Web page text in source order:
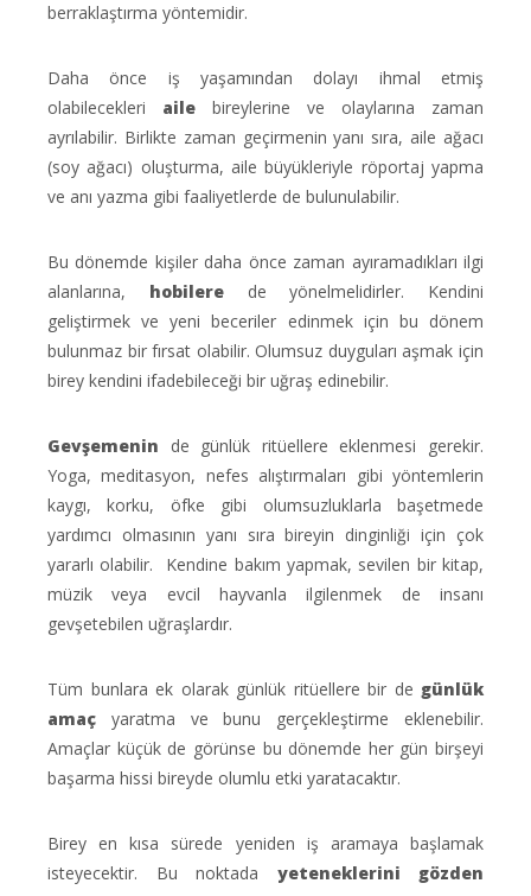
berraklaştırma yöntemidir.
Daha önce iş yaşamından dolayı ihmal etmiş
olabilecekleri aile bireylerine ve olaylarına zaman
ayrılabilir. Birlikte zaman geçirmenin yanı sıra, aile ağacı
(soy ağacı) oluşturma, aile büyükleriyle röportaj yapma
ve anı yazma gibi faaliyetlerde de bulunulabilir.
Bu dönemde kişiler daha önce zaman ayıramadıkları ilgi
alanlarına, hobilerede yönelmelidirler. Kendini
geliştirmek ve yeni beceriler edinmek için bu dönem
bulunmaz bir fırsat olabilir. Olumsuz duyguları aşmak için
birey kendini ifadebileceği bir uğraş edinebilir.
Gevşemenin de günlük ritüellere eklenmesi gerekir.
Yoga, meditasyon, nefes alıştırmaları gibi yöntemlerin
kaygı, korku, öfke gibi olumsuzluklarla başetmede
yardımcı olmasının yanı sıra bireyin dinginliği için çok
yararlı olabilir. Kendine bakım yapmak, sevilen bir kitap,
müzik veya evcil hayvanla ilgilenmek de insanı
gevşetebilen uğraşlardır.
Tüm bunlara ek olarak günlük ritüellere bir de günlük
amaç yaratma ve bunu gerçekleştirme eklenebilir.
Amaçlar küçük de görünse bu dönemde her gün birşeyi
başarma hissi bireyde olumlu etki yaratacaktır.
Birey en kısa sürede yeniden iş aramaya başlamak
isteyecektir. Bu noktada yeteneklerini gözden